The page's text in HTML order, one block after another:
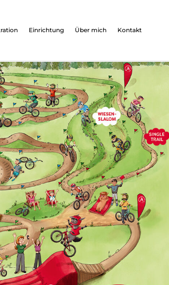
Einrichtung Über mich Kontakt